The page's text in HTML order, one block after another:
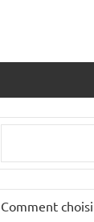
Comment